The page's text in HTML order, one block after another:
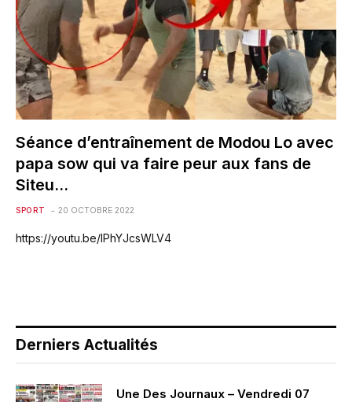
Séance d’entraînement de Modou Lo avec
papa sow qui va faire peur aux fans de
Siteu…
SPORT 20 OCTOBRE 2022
https://youtu.be/lPhYJcsWLV4
Derniers Actualités
Une Des Journaux – Vendredi 07